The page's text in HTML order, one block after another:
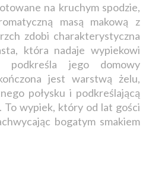
na kruchym spodzie,
masą makową z
zdobi charakterystyczna
która nadaje wypiekowi
jego domowy
jest warstwą żelu,
połysku i podkreślającą
To wypiek, który od lat gości
bogatym smakiem